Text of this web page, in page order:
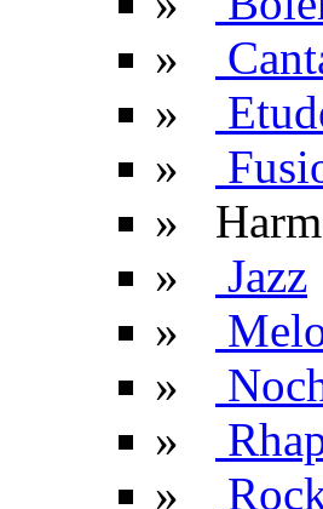
»
»
»
»
»
Jazz
»
»
»
»